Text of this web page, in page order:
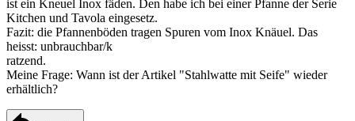
ist ein Kneuel Inox fäden. Den habe ich bei einer Pfanne der Serie
Kitchen und Tavola eingesetz.
Fazit: die Pfannenböden tragen Spuren vom Inox Knäuel. Das
heisst: unbrauchbar/k
ratzend.
Meine Frage: Wann ist der Artikel "Stahlwatte mit Seife" wieder
erhältlich?